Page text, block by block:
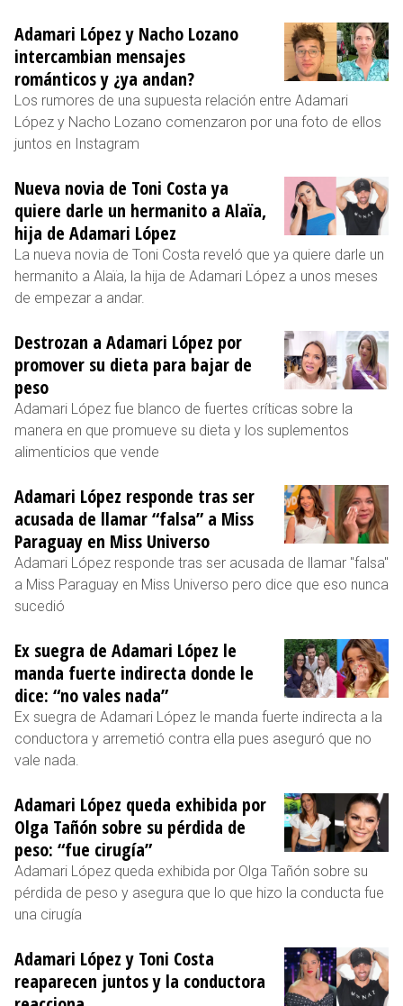
Adamari López y Nacho Lozano
intercambian mensajes
románticos y ¿ya andan?
Los rumores de una supuesta relación entre Adamari
López y Nacho Lozano comenzaron por una foto de ellos
juntos en Instagram
Nueva novia de Toni Costa ya
quiere darle un hermanito a Alaïa,
hija de Adamari López
La nueva novia de Toni Costa reveló que ya quiere darle un
hermanito a Alaïa, la hija de Adamari López a unos meses
de empezar a andar.
Destrozan a Adamari López por
promover su dieta para bajar de
peso
Adamari López fue blanco de fuertes críticas sobre la
manera en que promueve su dieta y los suplementos
alimenticios que vende
Adamari López responde tras ser
acusada de llamar “falsa” a Miss
Paraguay en Miss Universo
Adamari López responde tras ser acusada de llamar "falsa"
a Miss Paraguay en Miss Universo pero dice que eso nunca
sucedió
Ex suegra de Adamari López le
manda fuerte indirecta donde le
dice: “no vales nada”
Ex suegra de Adamari López le manda fuerte indirecta a la
conductora y arremetió contra ella pues aseguró que no
vale nada.
Adamari López queda exhibida por
Olga Tañón sobre su pérdida de
peso: “fue cirugía”
Adamari López queda exhibida por Olga Tañón sobre su
pérdida de peso y asegura que lo que hizo la conducta fue
una cirugía
Adamari López y Toni Costa
reaparecen juntos y la conductora